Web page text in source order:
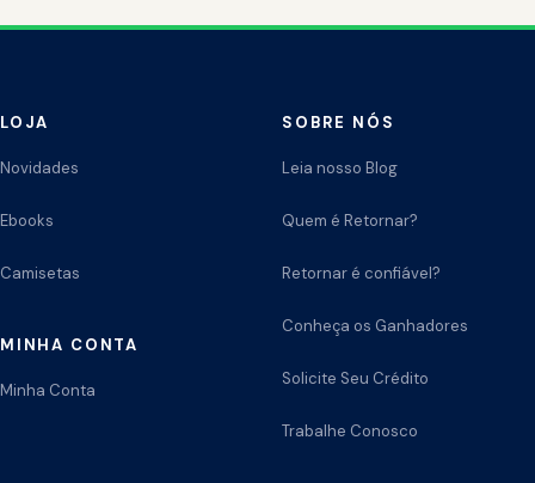
LOJA
Novidades
Ebooks
Camisetas
MINHA CONTA
Minha Conta
SOBRE NÓS
Leia nosso Blog
Quem é Retornar?
Retornar é confiável?
Conheça os Ganhadores
Solicite Seu Crédito
Trabalhe Conosco